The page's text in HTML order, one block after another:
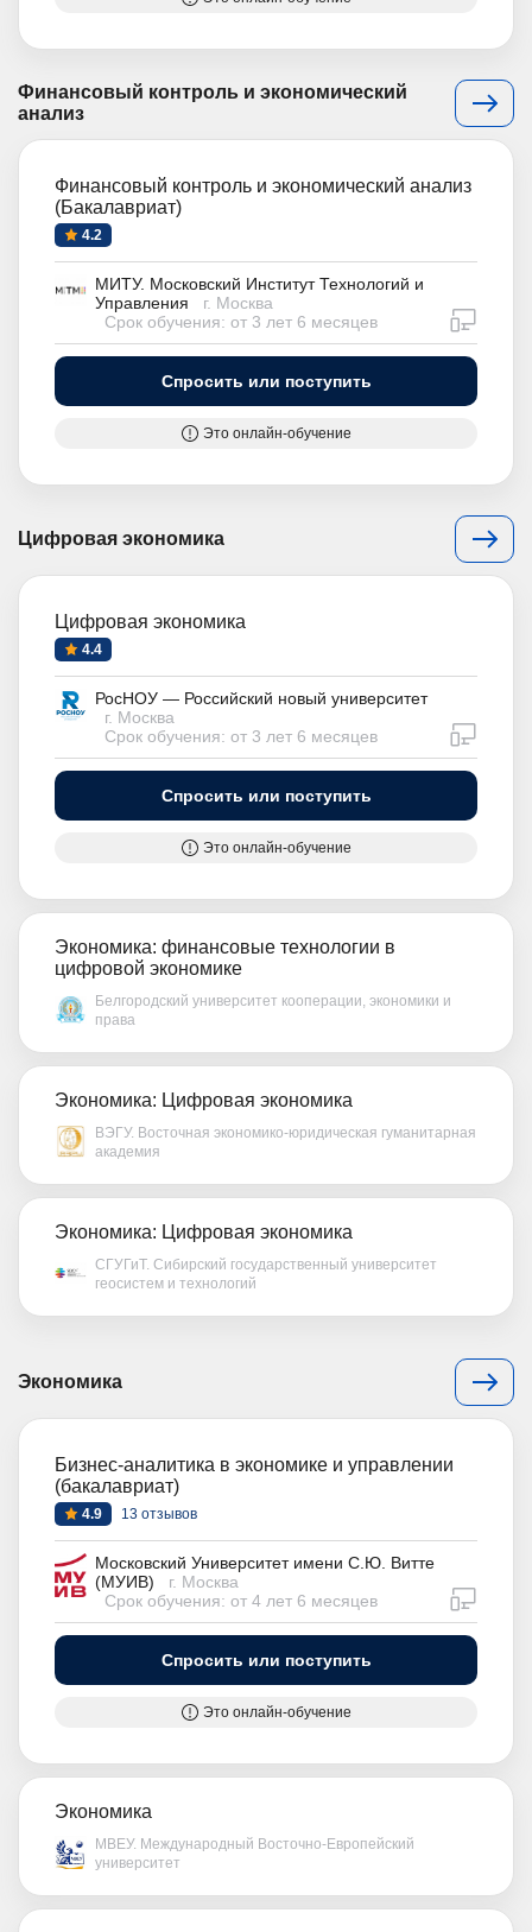
Финансовый контроль и экономический
анализ
Финансовый контроль и экономический анализ
(Бакалавриат)
4.2
МИТУ. Московский Институт Технологий и
Управления
г. Москва
Срок обучения: от 3 лет 6 месяцев
Спросить или поступить
Это онлайн-обучение
Цифровая экономика
Цифровая экономика
4.4
РосНОУ — Российский новый университет
г. Москва
Срок обучения: от 3 лет 6 месяцев
Спросить или поступить
Это онлайн-обучение
Экономика: финансовые технологии в
цифровой экономике
Белгородский университет кооперации, экономики и
права
Экономика: Цифровая экономика
ВЭГУ. Восточная экономико-юридическая гуманитарная
академия
Экономика: Цифровая экономика
СГУГиТ. Сибирский государственный университет
геосистем и технологий
Экономика
Бизнес-аналитика в экономике и управлении
(бакалавриат)
4.9 13 отзывов
Московский Университет имени С.Ю. Витте
(МУИВ)
г. Москва
Срок обучения: от 4 лет 6 месяцев
Спросить или поступить
Это онлайн-обучение
Экономика
МВЕУ. Международный Восточно-Европейский
университет